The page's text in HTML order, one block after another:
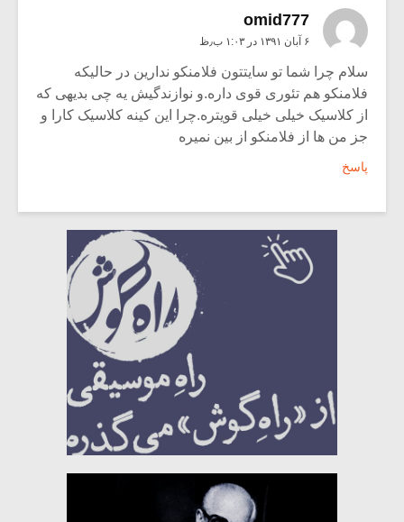
omid777
۶ آبان ۱۳۹۱ در ۱:۰۳ ب٫ظ
سلام چرا شما تو سایتتون فلامنکو ندارین در حالیکه
فلامنکو هم تئوری قوی داره.و نوازندگیش یه چی بدیهی که
از کلاسیک خیلی خیلی قویتره.چرا این کینه کلاسیک کارا و
جز من ها از فلامنکو از بین نمیره
پاسخ